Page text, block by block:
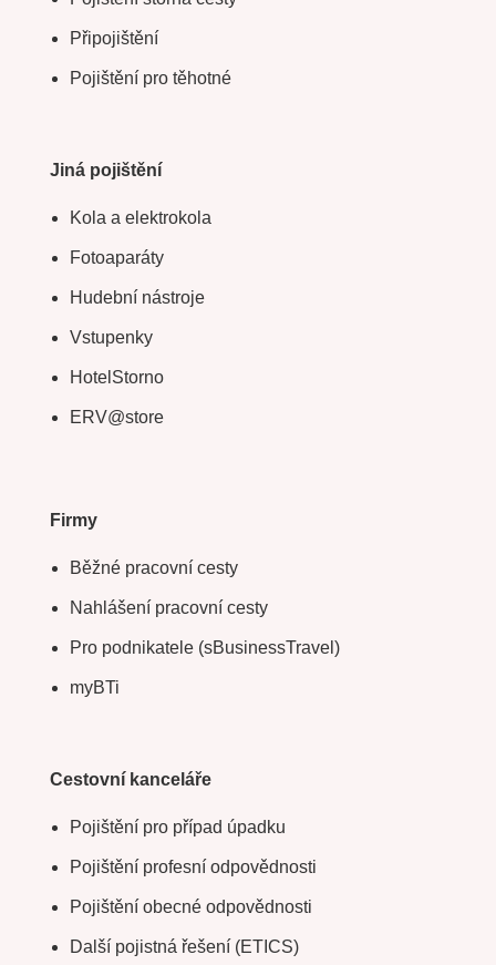
Připojištění
Pojištění pro těhotné
Jiná pojištění
Kola a elektrokola
Fotoaparáty
Hudební nástroje
Vstupenky
HotelStorno
ERV@store
Firmy
Běžné pracovní cesty
Nahlášení pracovní cesty
Pro podnikatele (sBusinessTravel)
myBTi
Cestovní kanceláře
Pojištění pro případ úpadku
Pojištění profesní odpovědnosti
Pojištění obecné odpovědnosti
Další pojistná řešení (ETICS)